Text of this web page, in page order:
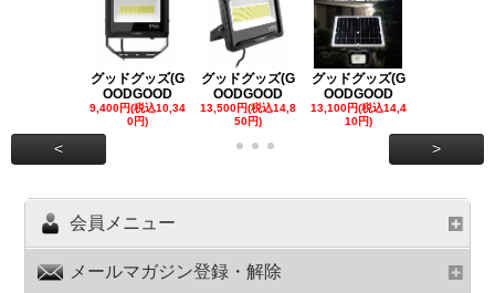
グッドグッズ(G
OODGOOD
9,400円(税込10,34
0円)
グッドグッズ(G
OODGOOD
13,500円(税込14,8
50円)
グッドグッズ(G
OODGOOD
13,100円(税込14,4
10円)
< >
会員メニュー
メールマガジン登録・解除